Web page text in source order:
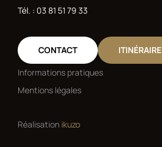
Tél. : 03 81 51 79 33
CONTACT
ITINÉRAIRE
Informations pratiques
Mentions légales
Réalisation ikuzo